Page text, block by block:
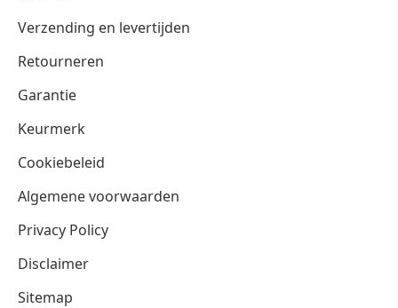
Verzending en levertijden
Retourneren
Garantie
Keurmerk
Cookiebeleid
Algemene voorwaarden
Privacy Policy
Disclaimer
Sitemap